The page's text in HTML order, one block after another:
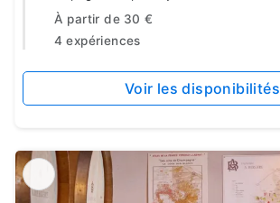
À partir de 30 €
4 expériences
Voir les disponibilités